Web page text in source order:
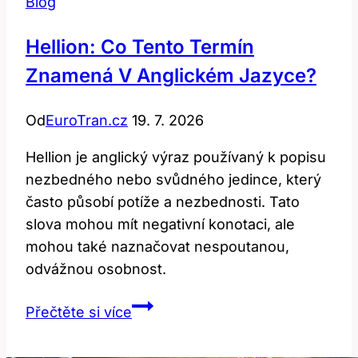
Hellion: Co Tento Termín
Znamená V Anglickém Jazyce?
OdEuroTran.cz 19. 7. 2026
Hellion je anglický výraz používaný k popisu
nezbedného nebo svůdného jedince, který
často působí potíže a nezbednosti. Tato
slova mohou mít negativní konotaci, ale
mohou také naznačovat nespoutanou,
odvážnou osobnost.
Přečtěte si víceHellion: